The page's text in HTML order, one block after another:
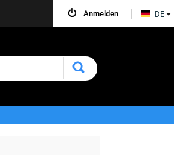
Anmelden DE